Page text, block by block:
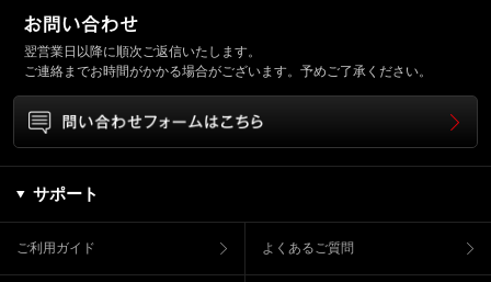
翌営業日以降に順次ご返信いたします。
ご連絡までお時間がかかる場合がございます。予めご了承ください。
サポート
ご利用ガイド よくあるご質問